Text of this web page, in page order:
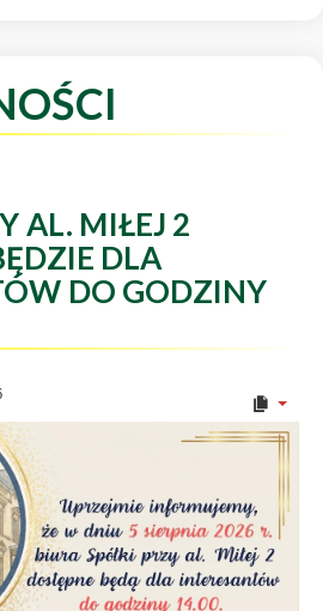
AL. MIŁEJ 2
DLA
DO GODZINY